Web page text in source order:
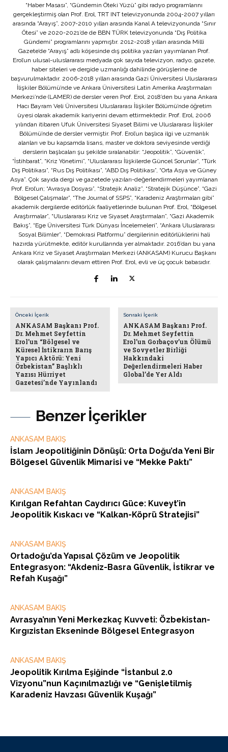
Benzer İçerikler
ANKASAM BAKIŞ
İslam Jeopolitiğinin Dönüşü: Orta Doğu’da Yeni Bir
Bölgesel Güvenlik Mimarisi ve “Mekke Paktı”
ANKASAM BAKIŞ
Kırılgan Refahtan Caydırıcı Güce: Kuveyt’in
Jeopolitik Kıskacı ve “Kalkan-Köprü Stratejisi”
ANKASAM BAKIŞ
Ortadoğu’da Yapısal Çözüm ve Jeopolitik
Entegrasyon: “Akdeniz-Basra Güvenlik, İstikrar ve
Refah Kuşağı”
ANKASAM BAKIŞ
Avrasya’nın Yeni Merkezkaç Kuvveti: Özbekistan-
Kırgızistan Ekseninde Bölgesel Entegrasyon
ANKASAM BAKIŞ
Jeopolitik Kırılma Eşiğinde “İstanbul 2.0
Vizyonu”nun Kaçınılmazlığı ve “Genişletilmiş
Karadeniz Havzası Güvenlik Kuşağı”
“Haber Masası”, “Gündemin Öteki Yüzü” gibi radyo programlarını
gerçekleştirmiş olan Prof. Erol, TRT INT televizyonunda 2004-2007 yılları
arasında “Arayış”, 2007-2010 yılları arasında Kanal A televizyonunda “Sınır
Ötesi” ve 2020-2021’de de BBN TÜRK televizyonunda “Dış Politika
Gündemi” programlarını yapmıştır. 2012-2018 yılları arasında Millî
Gazete’de “Arayış” adlı köşesinde dış politika yazıları yayımlanan Prof.
Erol’un ulusal-uluslararası medyada çok sayıda televizyon, radyo, gazete,
haber siteleri ve dergide uzmanlığı dahilinde görüşlerine de
başvurulmaktadır. 2006-2018 yılları arasında Gazi Üniversitesi Uluslararası
İlişkiler Bölümü’nde ve Ankara Üniversitesi Latin Amerika Araştırmaları
Merkezi’nde (LAMER) de dersler veren Prof. Erol, 2018’den bu yana Ankara
Hacı Bayram Veli Üniversitesi Uluslararası İlişkiler Bölümü’nde öğretim
üyesi olarak akademik kariyerini devam ettirmektedir. Prof. Erol, 2006
yılından itibaren Ufuk Üniversitesi Siyaset Bilimi ve Uluslararası İlişkiler
Bölümü’nde de dersler vermiştir. Prof. Erol’un başlıca ilgi ve uzmanlık
alanları ve bu kapsamda lisans, master ve doktora seviyesinde verdiği
derslerin başlıcaları şu şekilde sıralanabilir: “Jeopolitik”, “Güvenlik”,
“İstihbarat”, “Kriz Yönetimi”, “Uluslararası İlişkilerde Güncel Sorunlar”, “Türk
Dış Politikası”, “Rus Dış Politikası”, “ABD Dış Politikası”, “Orta Asya ve Güney
Asya”. Çok sayıda dergi ve gazetede yazıları-değerlendirmeleri yayımlanan
Prof. Erol’un; “Avrasya Dosyası”, “Stratejik Analiz”, “Stratejik Düşünce”, “Gazi
Bölgesel Çalışmalar”, “The Journal of SSPS”, “Karadeniz Araştırmaları gibi”
akademik dergilerde editörlük faaliyetlerinde bulunan Prof. Erol, “Bölgesel
Araştırmalar”, “Uluslararası Kriz ve Siyaset Araştırmaları”, “Gazi Akademik
Bakış”, “Ege Üniversitesi Türk Dünyası İncelemeleri”, “Ankara Uluslararası
Sosyal Bilimler”, “Demokrasi Platformu” dergilerinin editörlüklerini hali
hazırda yürütmekte, editör kurullarında yer almaktadır. 2016’dan bu yana
Ankara Kriz ve Siyaset Araştırmaları Merkezi (ANKASAM) Kurucu Başkanı
olarak çalışmalarını devam ettiren Prof. Erol, evli ve üç çocuk babasıdır.
Önceki İçerik
ANKASAM Başkanı Prof.
Dr. Mehmet Seyfettin
Erol’un “Bölgesel ve
Küresel İstikrarın Barış
Yapıcı Aktörü: Yeni
Özbekistan” Başlıklı
Yazısı Hürriyet
Gazetesi’nde Yayınlandı
Sonraki İçerik
ANKASAM Başkanı Prof.
Dr. Mehmet Seyfettin
Erol’un Gorbaçov’un Ölümü
ve Sovyetler Birliği
Hakkındaki
Değerlendirmeleri Haber
Global’de Yer Aldı